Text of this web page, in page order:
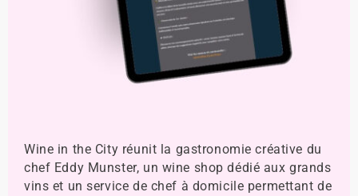
Wine in the City réunit la gastronomie créative du
chef Eddy Munster, un wine shop dédié aux grands
vins et un service de chef à domicile permettant de